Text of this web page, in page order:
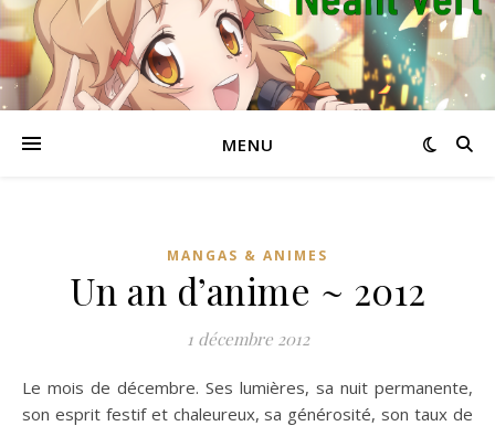
MENU
MANGAS & ANIMES
Un an d’anime ~ 2012
1 décembre 2012
Le mois de décembre. Ses lumières, sa nuit permanente,
son esprit festif et chaleureux, sa générosité, son taux de